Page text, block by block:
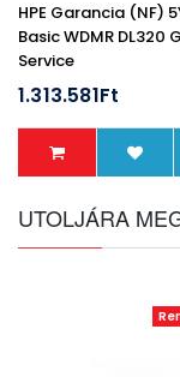
HPE Garancia (NF)
Basic WDMR DL320
Service
1.313.581Ft
UTOLJÁRA